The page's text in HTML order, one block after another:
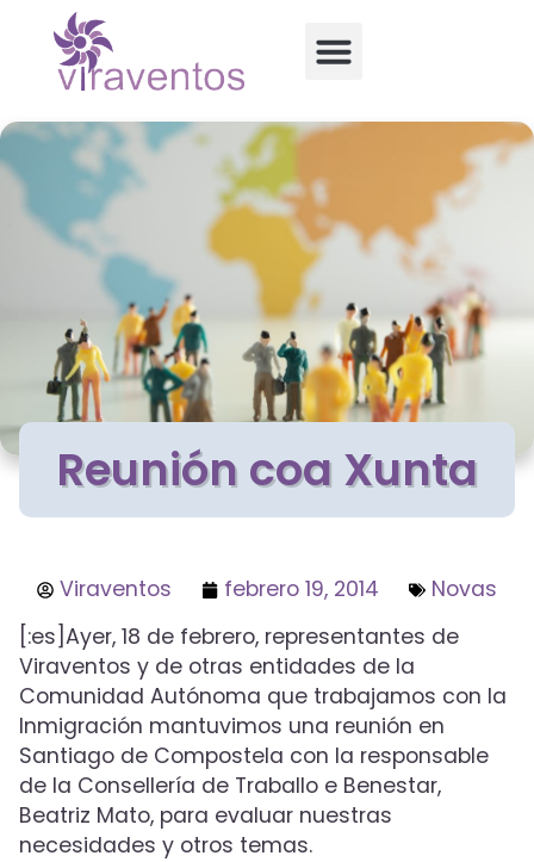
Reunión coa Xunta
Viraventos febrero 19, 2014
Novas
[:es]Ayer, 18 de febrero, representantes de
Viraventos y de otras entidades de la
Comunidad Autónoma que trabajamos con la
Inmigración mantuvimos una reunión en
Santiago de Compostela con la responsable
de la Consellería de Traballo e Benestar,
Beatriz Mato, para evaluar nuestras
necesidades y otros temas.